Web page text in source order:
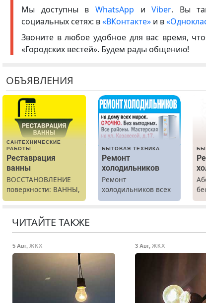
Мы доступны в WhatsApp иViber. Вы
социальных сетях: в«ВКонтакте» и в
Звоните в любое удобное для вас время,
«Городских вестей». Будем рады общению!
ОБЪЯВЛЕНИЯ
САНТЕХНИЧЕСКИЕ
РАБОТЫ
Реставрация
ванны
ВОССТАНОВЛЕНИЕ
поверхности: ВАННЫ,
раковины,
скола до полной
реставрации. 100%
БЫТОВАЯ ТЕХНИКА
Ремонт
холодильников
Ремонт
холодильников всех
марок на дому.
ЧИТАЙТЕ ТАКЖЕ
5 Авг,ЖКХ 3 Авг,ЖКХ